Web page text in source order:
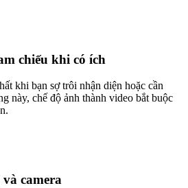
chiếu khi có ích
khi bạn sợ trôi nhận diện hoặc cần
này, chế độ ảnh thành video bắt buộc
camera